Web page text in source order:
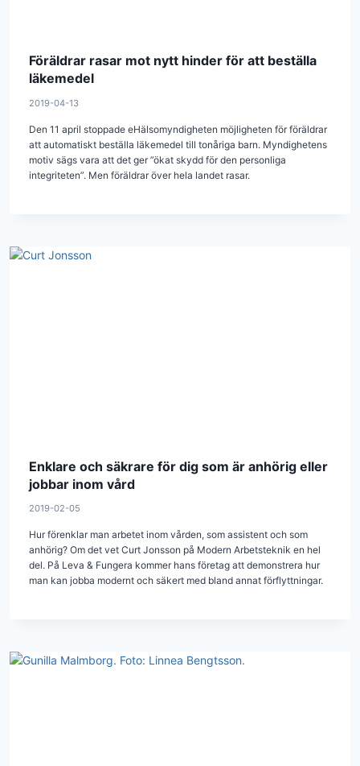
Föräldrar rasar mot nytt hinder för att beställa
läkemedel
2019-04-13
Den 11 april stoppade eHälsomyndigheten möjligheten för föräldrar
att automatiskt beställa läkemedel till tonåriga barn. Myndighetens
motiv sägs vara att det ger ”ökat skydd för den personliga
integriteten”. Men föräldrar över hela landet rasar.
Enklare och säkrare för dig som är anhörig eller
jobbar inom vård
2019-02-05
Hur förenklar man arbetet inom vården, som assistent och som
anhörig? Om det vet Curt Jonsson på Modern Arbetsteknik en hel
del. På Leva & Fungera kommer hans företag att demonstrera hur
man kan jobba modernt och säkert med bland annat förflyttningar.